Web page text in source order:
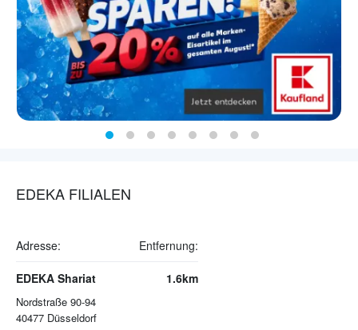
EDEKA FILIALEN
Adresse: Entfernung:
EDEKA Shariat
Nordstraße 90-94
40477 Düsseldorf
1.6km